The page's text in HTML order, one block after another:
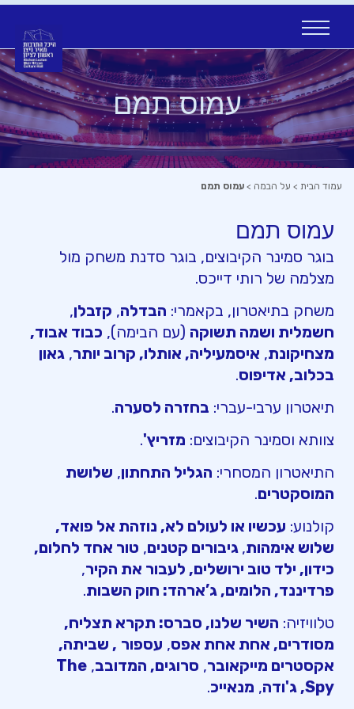
Skip
to
content
עמוס תמם
עמוד הבית > על הבמה > עמוס תמם
עמוס תמם
בוגר סמינר הקיבוצים, בוגר סדנת משחק מול
מצלמה של רותי דייכס.
משחק בתיאטרון, בקאמרי: הבדלה, קזבלן,
חשמלית ושמה תשוקה (עם הבימה), כבוד אבוד,
מצחיקונת, איסמעיליה, אותלו, קרוב יותר, גאון
בכלוב, אדיפוס.
תיאטרון ערבי-עברי: בחזרה לסערה.
צוותא וסמינר הקיבוצים: מזריץ'.
התיאטרון המסחרי: הגליל התחתון, שלושת
המוסקטרים.
קולנוע: עכשיו או לעולם לא, נוזהת אל פואד,
שלוש אימהות, גיבורים קטנים, טור אחד לחלום,
כידון, ילד טוב ירושלים, לעבור את הקיר,
פרדיננד, הלומים, ג’ארהד: חוק השבות.
טלוויזיה: השיר שלנו, סברס: תקרא תצליח,
מסודרים, אחת אחת אפס, עספור , שביתה,
אקסטרים מייקאובר, סרוגים, המדובב,
The
Spy, ג'ודה, מנאייכ.